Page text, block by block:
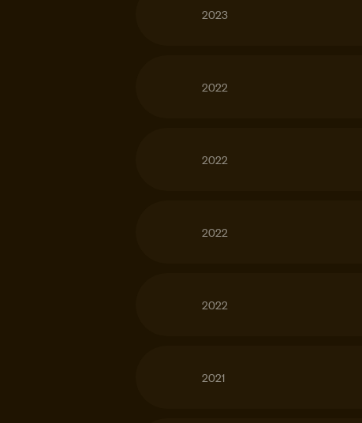
2023
2022
2022
2022
2022
2021